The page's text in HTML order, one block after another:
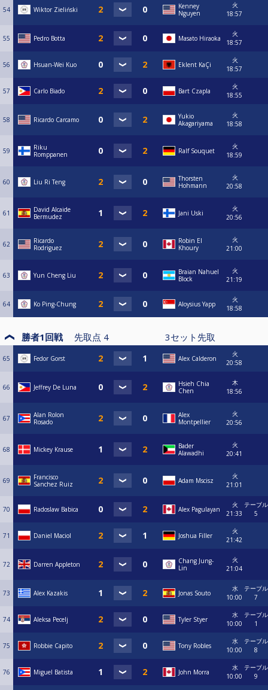
54 Wiktor Zieliński
Kenney
Nguyen
火
18:57
55 Pedro Botta Masato Hiraoka
火
18:57
56 Hsuan-Wei Kuo Eklent KaÇi
火
18:57
57 Carlo Biado Bart Czapla
火
18:55
58 Ricardo Carcamo
Yukio
Akagariyama
火
18:58
59
Riku
Romppanen
Ralf Souquet
火
18:59
60 Liu Ri Teng
Thorsten
Hohmann
火
20:58
61
David Alcaide
Bermudez
Jani Uski
火
20:56
62
Ricardo
Rodriguez
Robin El
Khoury
火
21:00
63 Yun Cheng Liu
Braian Nahuel
Block
火
21:19
64 Ko Ping-Chung Aloysius Yapp
火
18:58
勝者1回戦 先取点 4 3セット先取
65 Fedor Gorst Alex Calderon
火
20:58
66 Jeffrey De Luna
Hsieh Chia
Chen
木
18:56
67
Alan Rolon
Rosado
Alex
Montpellier
火
20:56
68 Mickey Krause
Bader
Alawadhi
火
20:41
69
Francisco
Sanchez Ruiz
Adam Mscisz
火
21:01
70 Radoslaw Babica Alex Pagulayan
火
21:33
テーブル
5
71 Daniel Maciol Joshua Filler
火
21:42
72 Darren Appleton
Chang Jung-
Lin
火
21:04
73 Alex Kazakis Jonas Souto
水
10:00
テーブル
7
74 Aleksa Pecelj Tyler Styer
水
10:00
テーブル
1
75 Robbie Capito Tony Robles
水
10:00
テーブル
8
76 Miguel Batista John Morra
水
10:00
テーブル
9